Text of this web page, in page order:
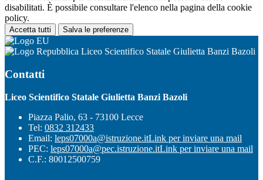
disabilitati. È possibile consultare l'elenco nella pagina della cookie
policy.
Accetta tutti Salva le preferenze
Liceo Scientifico Statale Giulietta Banzi Bazoli
Contatti
Liceo Scientifico Statale Giulietta Banzi Bazoli
Piazza Palio, 63 - 73100 Lecce
Tel: 0832 312433
Email: leps07000a@istruzione.itLink per inviare una mail
PEC: leps07000a@pec.istruzione.itLink per inviare una mail
C.F.: 80012500759